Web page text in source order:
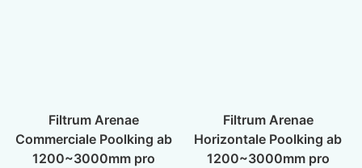
Filtrum Arenae
Commerciale Poolking ab
1200~3000mm pro
Filtrum Arenae
Horizontale Poolking ab
1200~3000mm pro